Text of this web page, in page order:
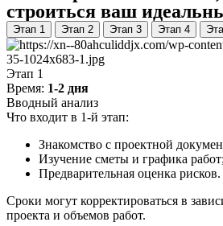
строиться ваш
Этап 1 Этап 2 Этап 3 Этап 4
Этап 1
Время: 1-2 дня
Вводный анализ
Что входит в 1-й этап:
Знакомство с проектной
Изучение сметы и графика работ;
Предварительная оценка рисков.
Сроки могут корректироваться в
проекта и объемов работ.